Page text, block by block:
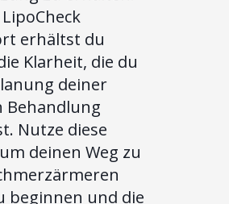
erhältst du
Klarheit, die du
deiner
Behandlung
Nutze diese
deinen Weg zu
beginnen und die